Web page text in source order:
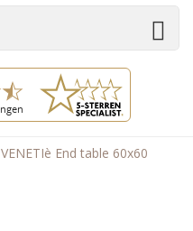
VENETIè End table 60x60